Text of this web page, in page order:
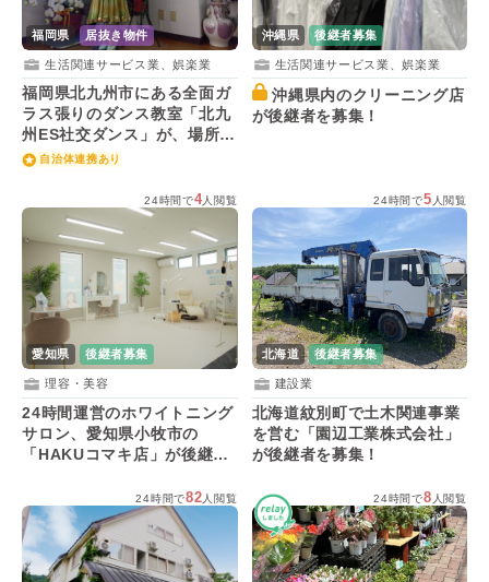
福岡県 居抜き物件
生活関連サービス業、娯楽業
福岡県北九州市にある全面ガ
ラス張りのダンス教室「北九
州ES社交ダンス」が、場所を
活用する後継者を募集！
自治体連携あり
沖縄県 後継者募集
生活関連サービス業、娯楽業
沖縄県内のクリーニング店
が後継者を募集！
24時間で4人閲覧
愛知県 後継者募集
理容・美容
24時間運営のホワイトニング
サロン、愛知県小牧市の
「HAKUコマキ店」が後継者
24時間で5 人閲覧
北海道 後継者募集
建設業
北海道紋別町で土木関連事業
を営む「園辺工業株式会社」
が後継者を募集！
24時間で82 人閲覧 24時間で8 人閲覧